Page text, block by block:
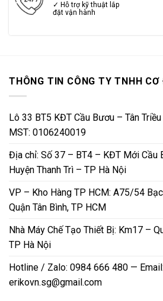
✓ Hỗ trợ kỹ thuật lắp
đặt vận hành
THÔNG TIN CÔNG TY TNHH CƠ
Lô 33 BT5 KĐT Cầu Bươu – Tân
MST: 0106240019
Địa chỉ: Số 37 – BT4 – KĐT Mới Cầu
Huyện Thanh Trì – TP Hà Nội
VP – Kho Hàng TP HCM: A75/54
Quận Tân Bình, TP HCM
Nhà Máy Chế Tạo Thiết Bị: Km17 –
TP Hà Nội
Hotline / Zalo: 0984 666 480 — Email:
erikovn.sg@gmail.com